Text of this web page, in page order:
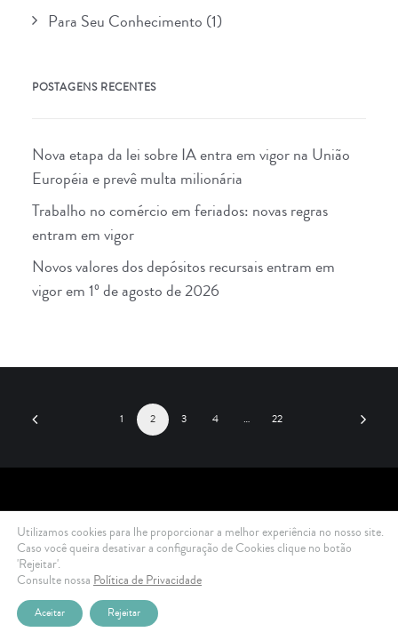
Para Seu Conhecimento (1)
POSTAGENS RECENTES
Nova etapa da lei sobre IA entra em vigor na União
Européia e prevê multa milionária
Trabalho no comércio em feriados: novas regras
entram em vigor
Novos valores dos depósitos recursais entram em
vigor em 1º de agosto de 2026
1 2 3 4 … 22
2021 Di Ciero Advogados © All rights reserved .Política de Privacidade
Utilizamos cookies para lhe proporcionar a melhor experiência no nosso site.
Caso você queira desativar a configuração de Cookies clique no botão
'Rejeitar'.
Consulte nossa Política de Privacidade
Aceitar Rejeitar